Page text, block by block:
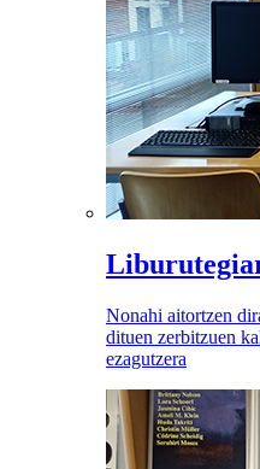
Nonahi aitortzen
dituen zerbitzuen
ezagutzera